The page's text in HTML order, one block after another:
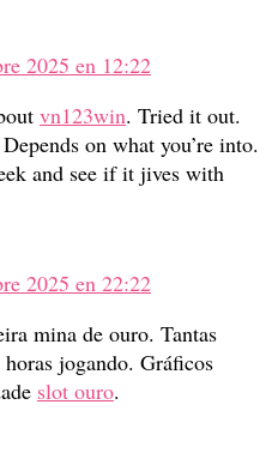
2025 en 12:22
vn123win. Tried it out.
on what you’re into.
and see if it jives with
2025 en 22:22
mina de ouro. Tantas
jogando. Gráficos
slot ouro.